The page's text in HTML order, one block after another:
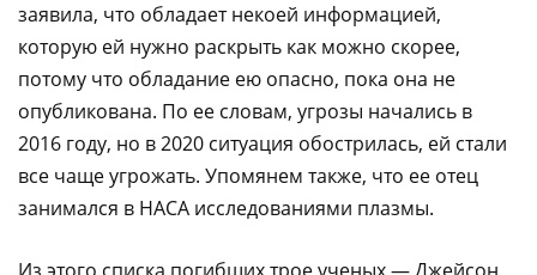
заявила, что обладает некоей информацией,
которую ей нужно раскрыть как можно скорее,
потому что обладание ею опасно, пока она не
опубликована. По ее словам, угрозы начались в
2016 году, но в 2020 ситуация обострилась, ей стали
все чаще угрожать. Упомянем также, что ее отец
занимался в НАСА исследованиями плазмы.